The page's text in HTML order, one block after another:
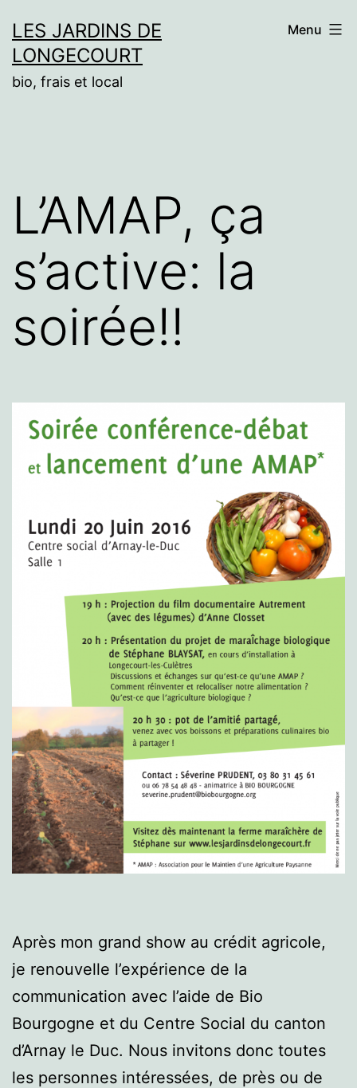
au
contenu
LES JARDINS DE
LONGECOURT
bio, frais et local
Menu
L’AMAP, ça
s’active: la
soirée!!
Après mon grand show au crédit agricole,
je renouvelle l’expérience de la
communication avec l’aide de Bio
Bourgogne et du Centre Social du canton
d’Arnay le Duc. Nous invitons donc toutes
les personnes intéressées, de près ou de